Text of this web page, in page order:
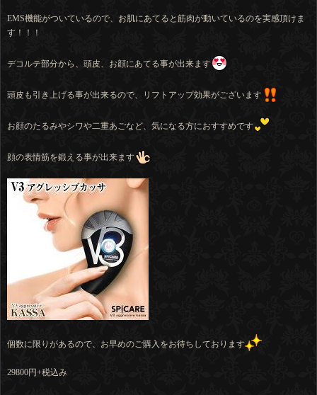
EMS機能がついているので、お肌にあてると筋肉が動いているのを実感頂けま
す！！！
デコルテ部分から、頭皮、お顔にあてる事が出来ます
頭皮も引き上げる事が出来るので、リフトアップ効果がございます
お顔のたるみやシワや二重あごなど、気になる方におすすめです
顔の表情筋を鍛える事が出来ます
個数に限りがあるので、お早めのご購入をお待ちしております
29800円+税込み